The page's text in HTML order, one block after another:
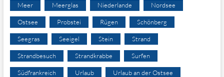
Meer Meerglas Niederlande Nordsee
Ostsee Probstei Rügen Schönberg
Seegras Seeigel Stein Strand
Strandbesuch Strandkrabbe Surfen
Südfrankreich Urlaub Urlaub an der Ostsee